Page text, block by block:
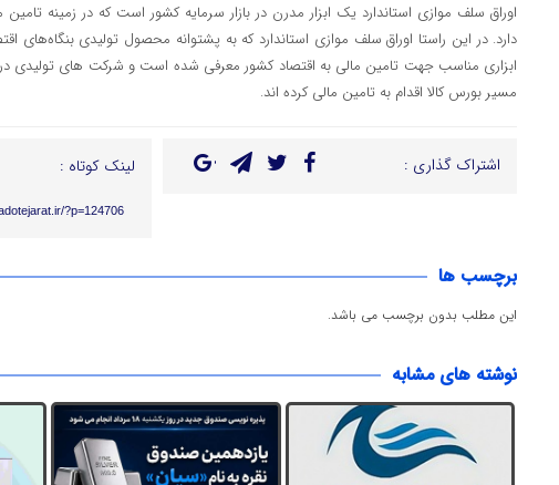
اوراق سلف موازی استاندارد یک ابزار مدرن در بازار سرمایه کشور است که در زمینه
دارد. در این راستا اوراق سلف موازی استاندارد که به پشتوانه محصول تولیدی بنگاه‌های
ابزاری مناسب جهت تامین مالی به اقتصاد کشور معرفی شده است و شرکت های تولیدی
مسیر بورس کالا اقدام به تامین مالی کرده اند.
اشتراک گذاری : لینک کوتاه :
?p=124706
برچسب ها
این مطلب بدون برچسب می باشد.
نوشته های مشابه